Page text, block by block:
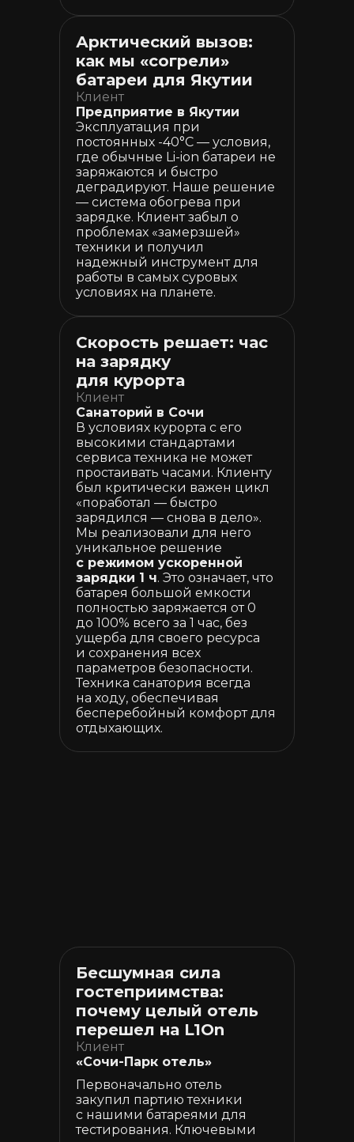
Арктический вызов:
как мы «согрели»
батареи для Якутии
Клиент
Предприятие в Якутии
Эксплуатация при
постоянных -40°C — условия,
где обычные Li-ion батареи не
заряжаются и быстро
деградируют. Наше решение
— система обогрева при
зарядке. Клиент забыл о
проблемах «замерзшей»
техники и получил
надежный инструмент для
работы в самых суровых
условиях на планете.
Скорость решает: час
на зарядку
для курорта
Клиент
Санаторий в Сочи
В условиях курорта с его
высокими стандартами
сервиса техника не может
простаивать часами. Клиенту
был критически важен цикл
«поработал — быстро
зарядился — снова в дело».
Мы реализовали для него
уникальное решение
с режимом ускоренной
зарядки 1 ч. Это означает, что
батарея большой емкости
полностью заряжается от 0
до 100% всего за 1 час, без
ущерба для своего ресурса
и сохранения всех
параметров безопасности.
Техника санатория всегда
на ходу, обеспечивая
бесперебойный комфорт для
отдыхающих.
Бесшумная сила
гостеприимства:
почему целый отель
перешел на L1On
Клиент
«Сочи-Парк отель»
Первоначально отель
закупил партию техники
с нашими батареями для
тестирования. Ключевыми